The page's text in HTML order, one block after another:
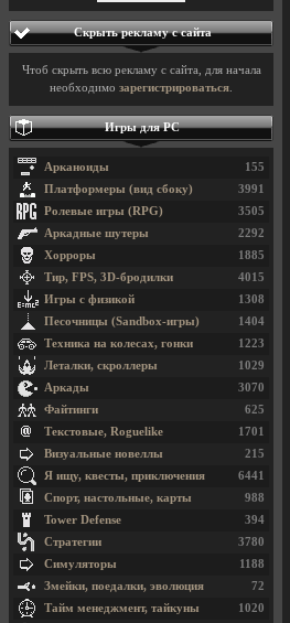
Скрыть рекламу с сайта
Чтоб скрыть всю рекламу с сайта, для начала
необходимо зарегистрироваться
Игры для PC
155
Арканоиды
3991
Платформеры (вид сбоку)
3505
Ролевые игры (RPG)
2292
Аркадные шутеры
1885
Хорроры
4015
Тир, FPS, 3D-бродилки
1308
Игры с физикой
1404
Песочницы (Sandbox-игры)
1223
Техника на колесах, гонки
1029
Леталки, скроллеры
3070
Аркады
625
Файтинги
1701
Текстовые, Roguelike
215
Визуальные новеллы
6441
Я ищу, квесты, приключения
988
Спорт, настольные, карты
394
Tower Defense
3780
Стратегии
1188
Симуляторы
72
Змейки, поедалки, эволюция
1020
Тайм менеджмент, тайкуны